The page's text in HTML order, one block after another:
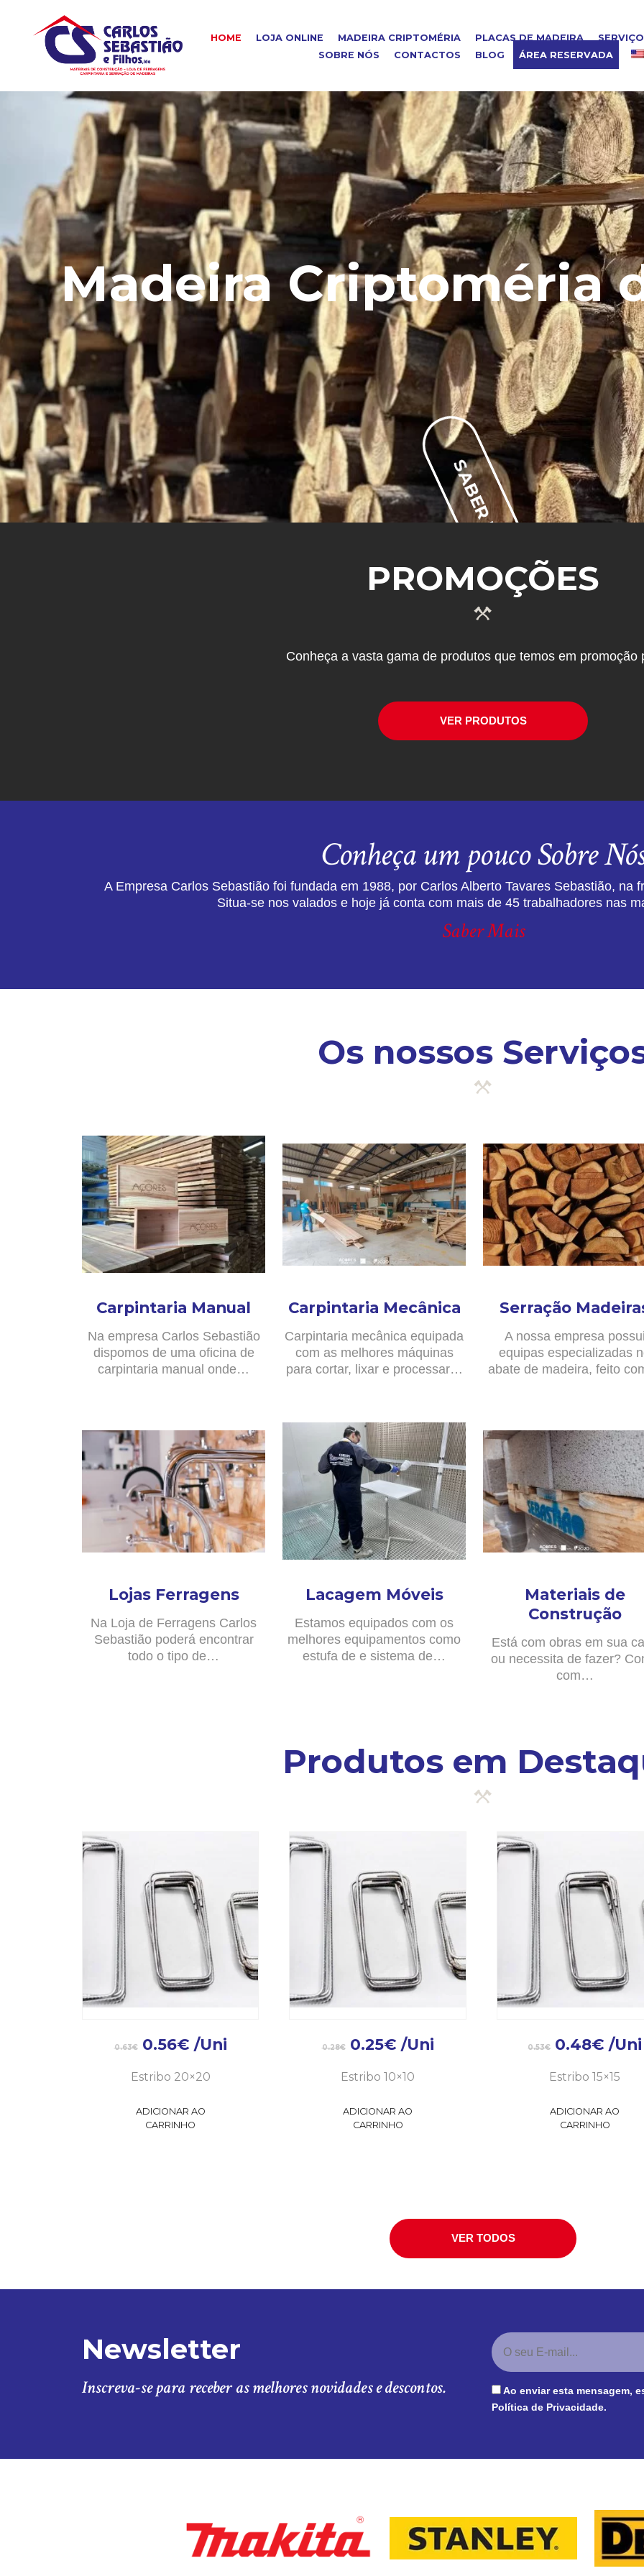
HOME LOJA ONLINE MADEIRA CRIPTOMÉRIA PLACAS DE MADEIRA
SOBRE NÓS
CONTACTOS BLOG ÁREA RESERVADA
Madeira Criptoméria
SABER MAIS
PROMOÇÕES
Conheça a vasta gama de produtos que temos em promoção
VER PRODUTOS
Conheça um pouco Sobre
A Empresa Carlos Sebastião foi fundada em 1988, por Carlos Alberto Tavares Sebastião, na
Situa-se nos valados e hoje já conta com mais de 45 trabalhadores nas
Saber Mais
Os nossos
Carpintaria Manual
Na empresa Carlos Sebastião
dispomos de uma oficina de
carpintaria manual onde…
Carpintaria Mecânica
Carpintaria mecânica equipada
com as melhores máquinas
para cortar, lixar e processar…
Serração
A nossa empresa
equipas especializadas
abate de madeira, feito
Lojas Ferragens
Na Loja de Ferragens Carlos
Sebastião poderá encontrar
todo o tipo de…
Lacagem Móveis
Estamos equipados com os
melhores equipamentos como
estufa de e sistema de…
Materiais de
Construção
Está com obras em sua
ou necessita de fazer?
com…
Produtos em
0.63€ 0.56€ /Uni
Estribo 20×20
ADICIONAR AO
CARRINHO
0.28€ 0.25€ /Uni
Estribo 10×10
ADICIONAR AO
CARRINHO
0.53€ 0.48€ /Uni
Estribo 15×15
ADICIONAR AO
CARRINHO
VER TODOS
Newsletter
Inscreva-se para receber as melhores novidades e descontos.
Ao enviar esta mensagem,
Política de Privacidade.